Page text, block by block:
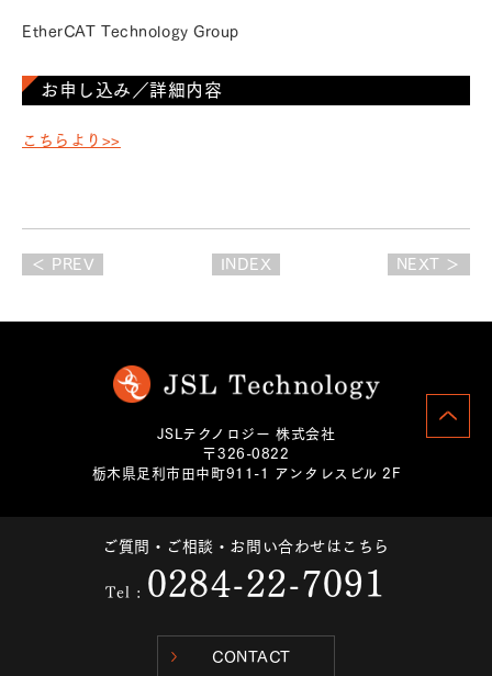
EtherCAT Technology Group
お申し込み／詳細内容
こちらより>>
＜ PREV INDEX NEXT ＞
JSLテクノロジー 株式会社
〒326-0822
栃木県足利市田中町911-1 アンタレスビル 2F
ご質問・ご相談・お問い合わせはこちら
Tel : 0284-22-7091
CONTACT